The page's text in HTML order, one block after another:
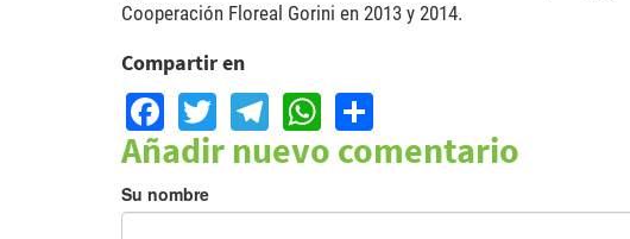
Cooperación Floreal Gorini en 2013 y 2014.
Compartir en
Facebook
TwitterTelegram
WhatsApp
Añadir nuevo comentario
Su nombre